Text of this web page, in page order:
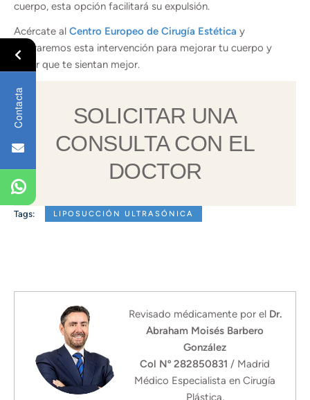
cuerpo, esta opción facilitará su expulsión.
Acércate al Centro Europeo de Cirugía Estética y
valoraremos esta intervención para mejorar tu cuerpo y
hacer que te sientan mejor.
SOLICITAR UNA
CONSULTA CON EL
DOCTOR
Tags: LIPOSUCCIÓN ULTRASÓNICA
Revisado médicamente por el Dr.
Abraham Moisés Barbero
González
Col Nº 282850831 / Madrid
Médico Especialista en Cirugía
Plástica,
Contacta